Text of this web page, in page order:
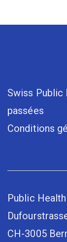
Swiss Public
passées
Conditions
Public
CH-3005